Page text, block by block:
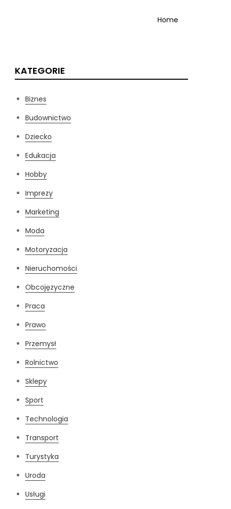
Home
KATEGORIE
Biznes
Budownictwo
Dziecko
Edukacja
Hobby
Imprezy
Marketing
Moda
Motoryzacja
Nieruchomości
Obcojęzyczne
Praca
Prawo
Przemysł
Rolnictwo
Sklepy
Sport
Technologia
Transport
Turystyka
Uroda
Usługi